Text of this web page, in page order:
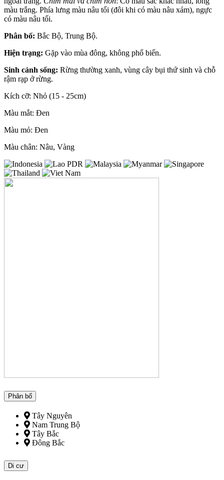
màu trắng. Phía lưng màu nâu tối (đôi khi có màu nâu xám), ngực
có màu nâu tối.
Phân bố: Bắc Bộ, Trung Bộ.
Hiện trạng: Gặp vào mùa đông, không phổ biến.
Sinh cảnh sống: Rừng thường xanh, vùng cây bụi thứ sinh và chỗ
rậm rạp ở rừng.
Kích cỡ: Nhỏ (15 - 25cm)
Màu mắt: Đen
Màu mỏ: Đen
Màu chân: Nâu, Vàng
Phân bố
Tây Nguyên
Nam Trung Bộ
Tây Bắc
Đông Bắc
Di cư